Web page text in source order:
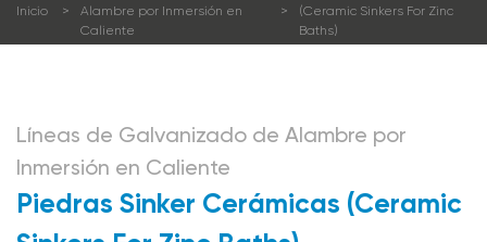
Inicio
Alambre por Inmersión en
Caliente
(Ceramic Sinkers For Zinc
Baths)
Líneas de Galvanizado de Alambre por
Inmersión en Caliente
Piedras Sinker Cerámicas (Ceramic